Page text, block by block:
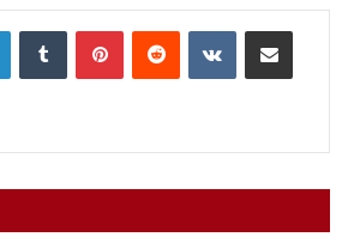
LinkedInTumblr PinterestReddit VKontakteShare via Email